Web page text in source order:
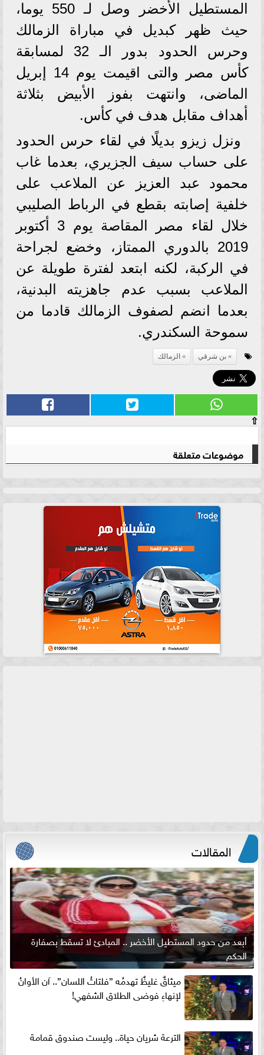
المستطيل الأخضر وصل لـ 550 يوما،
حيث ظهر كبديل في مباراة الزمالك
وحرس الحدود بدور الـ 32 لمسابقة
كأس مصر والتى اقيمت يوم 14 إبريل
الماضى، وانتهت بفوز الأبيض بثلاثة
أهداف مقابل هدف في كأس.
ونزل زيزو بديلًا في لقاء حرس الحدود
على حساب سيف الجزيري، بعدما غاب
محمود عبد العزيز عن الملاعب على
خلفية إصابته بقطع في الرباط الصليبي
خلال لقاء مصر المقاصة يوم 3 أكتوبر
2019 بالدوري الممتاز، وخضع لجراحة
في الركبة، لكنه ابتعد لفترة طويلة عن
الملاعب بسبب عدم جاهزيته البدنية،
بعدما انضم لصفوف الزمالك قادما من
سموحة السكندري.
بن شرقي الزمالك
⇧
موضوعات متعلقة
المقالات
أبعد من حدود المستطيل الأخضر .. المبادئ لا تسقط بصفارة
الحكم
ميثاقٌ غليظٌ تهدمُه ”فلتاتُ اللسان”.. آن الأوانُ
لإنهاءِ فوضى الطلاق الشفهي!
الترعة شريان حياة.. وليست صندوق قمامة